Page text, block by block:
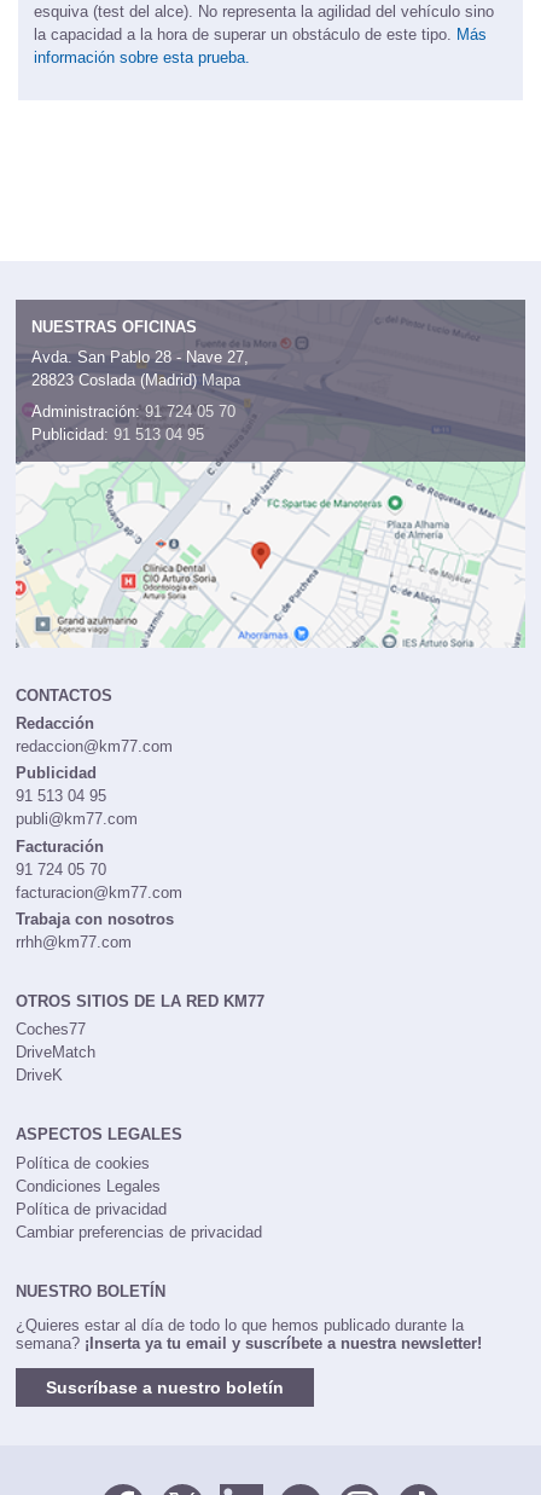
esquiva (test del alce). No representa la agilidad del vehículo sino
la capacidad a la hora de superar un obstáculo de este tipo. Más
información sobre esta prueba.
NUESTRAS OFICINAS
Avda. San Pablo 28 - Nave 27,
28823 Coslada (Madrid) Mapa
Administración: 91 724 05 70
Publicidad: 91 513 04 95
CONTACTOS
Redacción
redaccion@km77.com
Publicidad
91 513 04 95
publi@km77.com
Facturación
91 724 05 70
facturacion@km77.com
Trabaja con nosotros
rrhh@km77.com
OTROS SITIOS DE LA RED KM77
Coches77
DriveMatch
DriveK
ASPECTOS LEGALES
Política de cookies
Condiciones Legales
Política de privacidad
Cambiar preferencias de privacidad
NUESTRO BOLETÍN
¿Quieres estar al día de todo lo que hemos publicado durante la
semana? ¡Inserta ya tu email y suscríbete a nuestra newsletter!
Suscríbase a nuestro boletín